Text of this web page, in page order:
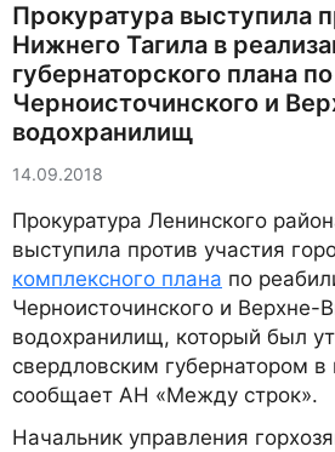
Прокуратура выступила
Нижнего Тагила в
губернаторского плана
Черноисточинского и
водохранилищ
14.09.2018
Прокуратура Ленинского
выступила против участия
комплексного плана по
Черноисточинского и Верхне-
водохранилищ, который был
свердловским губернатором в
сообщает АН «Между строк».
Начальник управления